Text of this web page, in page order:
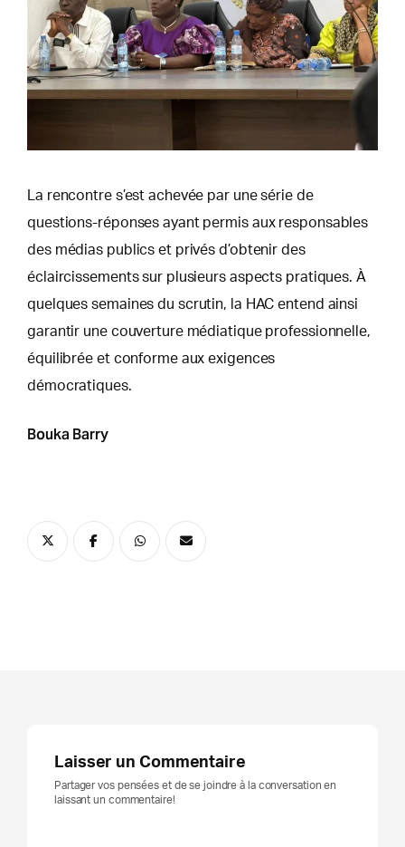
La rencontre s’est achevée par une série de
questions-réponses ayant permis aux responsables
des médias publics et privés d’obtenir des
éclaircissements sur plusieurs aspects pratiques. À
quelques semaines du scrutin, la HAC entend ainsi
garantir une couverture médiatique professionnelle,
équilibrée et conforme aux exigences
démocratiques.
Bouka Barry
Laisser un Commentaire
Partager vos pensées et de se joindre à la conversation en
laissant un commentaire!